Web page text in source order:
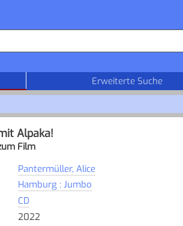
Erweiterte Suche
Alpaka!
Film
Pantermüller, Alice
Hamburg : Jumbo
CD
2022